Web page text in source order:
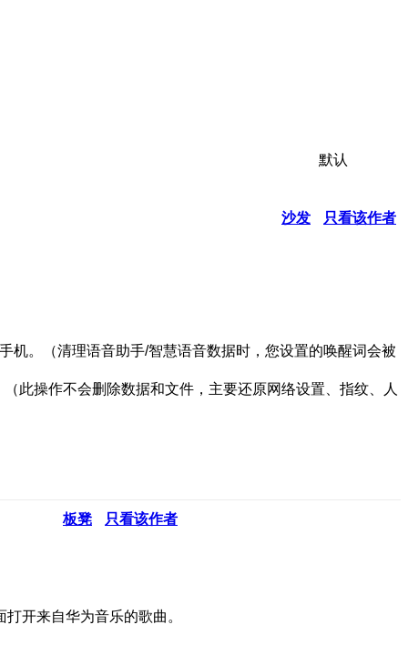
默认
沙发 只看该作者
机。（清理语音助手/智慧语音数据时，您设置的唤醒词会被
此操作不会删除数据和文件，主要还原网络设置、指纹、人
板凳 只看该作者
开来自华为音乐的歌曲。